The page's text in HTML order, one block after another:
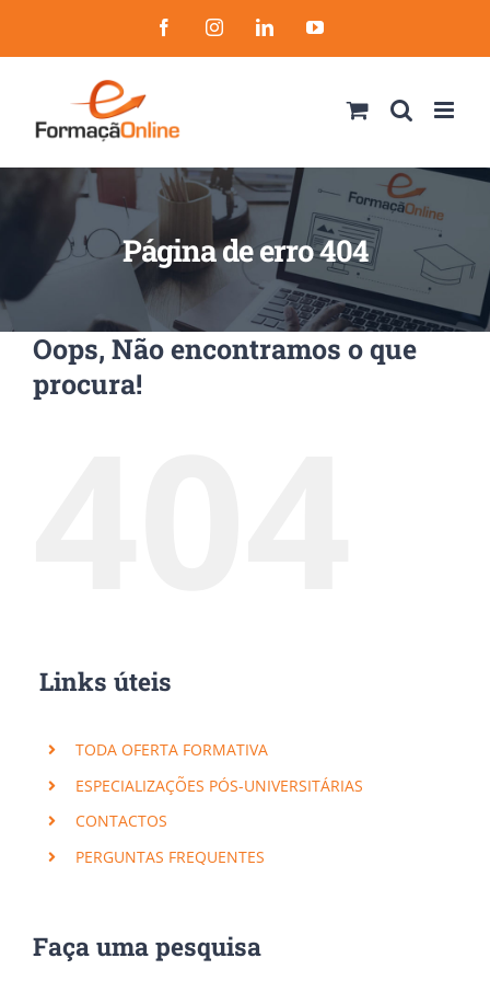
to
FacebookInstagramLinkedInYouTube
Página de erro 404
Oops, Não encontramos o que
procura!
Links úteis
TODA OFERTA FORMATIVA
ESPECIALIZAÇÕES PÓS-UNIVERSITÁRIAS
CONTACTOS
PERGUNTAS FREQUENTES
Faça uma pesquisa